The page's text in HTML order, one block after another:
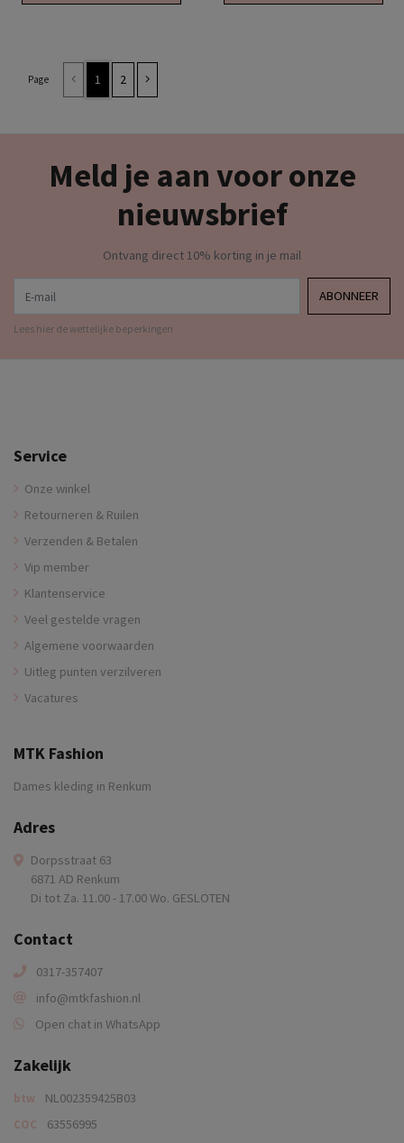
Page 1 2
Meld je aan voor onze
nieuwsbrief
Ontvang direct 10% korting in je mail
ABONNEER
Lees hier de wettelijke beperkingen
Service
Onze winkel
Retourneren & Ruilen
Verzenden & Betalen
Vip member
Klantenservice
Veel gestelde vragen
Algemene voorwaarden
Uitleg punten verzilveren
Vacatures
MTK Fashion
Dames kleding in Renkum
Adres
Dorpsstraat 63
6871 AD Renkum
Di tot Za. 11.00 - 17.00 Wo. GESLOTEN
Contact
0317-357407
info@mtkfashion.nl
Open chat in WhatsApp
Zakelijk
btw NL002359425B03
COC
63556995